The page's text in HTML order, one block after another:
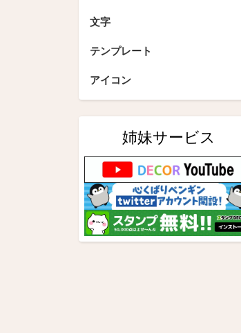
文字
テンプレート
アイコン
姉妹サービス